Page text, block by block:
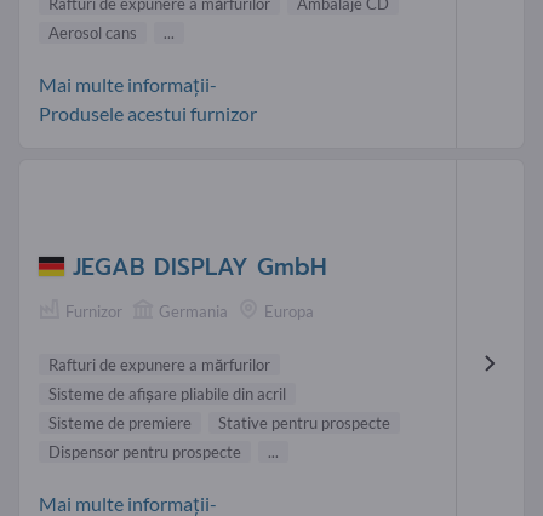
Rafturi de expunere a mărfurilor
Ambalaje CD
Aerosol cans
...
Mai multe informații-
Produsele acestui furnizor
JEGAB DISPLAY GmbH
Furnizor Germania Europa
Rafturi de expunere a mărfurilor
Sisteme de afişare pliabile din acril
Sisteme de premiere
Stative pentru prospecte
Dispensor pentru prospecte
...
Mai multe informații-